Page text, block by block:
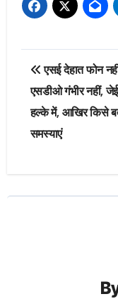
Post
एसई देहात फोन
एसडीओ गंभीर नहीं,
हल्के में, आखिर किसे
समस्याएं